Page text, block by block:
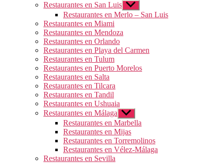
Restaurantes en San Luis Mostrar
el
submenú
Restaurantes en Merlo – San Luis
Restaurantes en Miami
Restaurantes en Mendoza
Restaurantes en Orlando
Restaurantes en Playa del Carmen
Restaurantes en Tulum
Restaurantes en Puerto Morelos
Restaurantes en Salta
Restaurantes en Tilcara
Restaurantes en Tandil
Restaurantes en Ushuaia
Restaurantes en Málaga Mostrar
el
submenú
Restaurantes en Marbella
Restaurantes en Mijas
Restaurantes en Torremolinos
Restaurantes en Vélez-Málaga
Restaurantes en Sevilla